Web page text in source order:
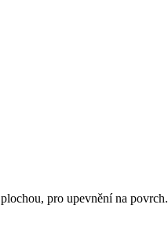
pro upevnění na povrch.